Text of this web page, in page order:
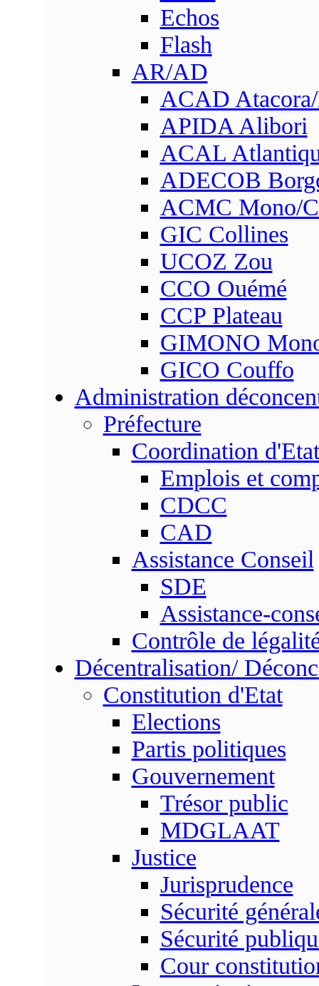
Echos
Flash
AR/AD
ACAD
APIDA Alibori
ACAL
ADECOB
ACMC Mono/
GIC Collines
UCOZ Zou
CCO Ouémé
CCP Plateau
GIMONO
GICO Couffo
Administration
Préfecture
Coordination d'Etat
Emplois et
CDCC
CAD
Assistance Conseil
SDE
Assistance-
Contrôle de
Décentralisation/
Constitution d'Etat
Elections
Partis politiques
Gouvernement
Trésor public
MDGLAAT
Justice
Jurisprudence
Sécurité
Sécurité
Cour